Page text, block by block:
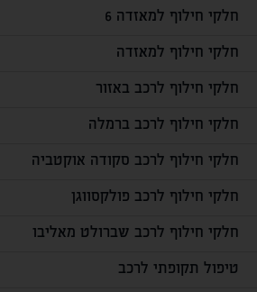
חלקי חילוף למאזדה 6
חלקי חילוף למאזדה
חלקי חילוף לרכב באזור
חלקי חילוף לרכב ברמלה
חלקי חילוף לרכב סקודה אוקטביה
חלקי חילוף לרכב פולקסווגן
חלקי חילוף לרכב שברולט מאליבו
טיפול תקופתי לרכב